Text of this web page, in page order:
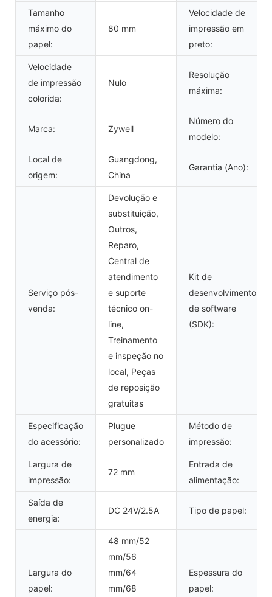
Tamanho
máximo do
papel:
80 mm
Velocidade de
impressão em
preto:
Velocidade
de impressão
colorida:
Nulo
Resolução
máxima:
Marca: Zywell
Número do
modelo:
Local de
origem:
Guangdong,
China
Garantia (Ano):
Serviço pós-
venda:
Devolução e
substituição,
Outros,
Reparo,
Central de
atendimento
e suporte
técnico on-
line,
Treinamento
e inspeção no
local, Peças
de reposição
gratuitas
Kit de
desenvolvimento
de software
(SDK):
Especificação
do acessório:
Plugue
personalizado
Método de
impressão:
Largura de
impressão:
72 mm
Entrada de
alimentação:
Saída de
energia:
DC 24V/2.5A Tipo de papel:
Largura do
papel:
48 mm/52
mm/56
mm/64
mm/68
Espessura do
papel: